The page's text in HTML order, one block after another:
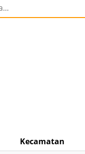
Kecamatan